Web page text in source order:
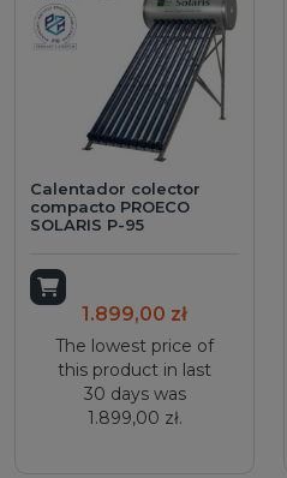
Calentador colector
compacto PROECO
SOLARIS P-95
Add to cart
1.899,00 zł
The lowest price of
this product in last
30 days was
1.899,00 zł.